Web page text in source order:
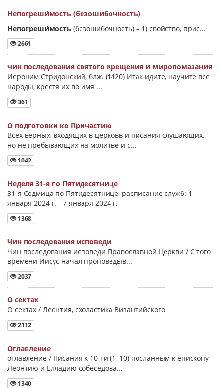
Непогреши́мость (безошибочность)
Непогреши́мость (безошибочность) – 1) свойство, прис...
2661
Чин последования святого Крещения и Миропомазания
Иероним Стридонский, блж. (†420) Итак идите, научите все
народы, крестя их во имя ...
361
О подготовки ко Причастию
Всех верных, входящих в церковь и писания слушающих,
но не пребывающих на молитве и с...
1042
Неделя 31-я по Пятидесятнице
31-я Седмица по Пятидесятнице, расписание служб: 1
января 2024 г. - 7 января 2024 г.
1368
Чин последования исповеди
Чин последования исповеди Православной Церкви / С того
времени Иисус начал проповедыв...
2037
О сектах
О сектах / Леонтия, схоластика Византийского
2112
Оглавление
оглавление / Писания к 10-ти (1–10) посланным к епископу
Леонтию и Елладию собеседова...
1340